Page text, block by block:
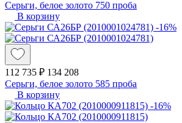
Серьги, белое золото 750 проба
В корзину
-16%
112 735 ₽ 134 208
Серьги, белое золото 585 проба
В корзину
-16%